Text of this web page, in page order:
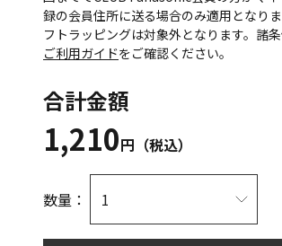
録の会員住所に送る場合のみ適用となり
フトラッピングは対象外となります。諸
ご利用ガイドをご確認ください。
合計金額
1,210円（税込）
数量：